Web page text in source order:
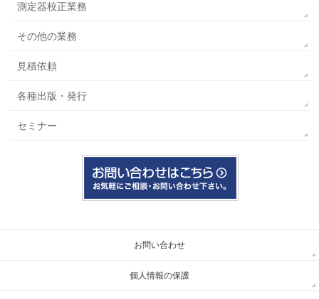
測定器校正業務
その他の業務
見積依頼
各種出版・発行
セミナー
お問い合わせ
個人情報の保護